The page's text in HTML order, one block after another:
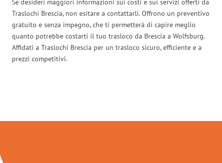
Se desideri maggiori informazioni sui costi e sui servizi offerti da
Traslochi Brescia, non esitare a contattarli. Offrono un preventivo
gratuito e senza impegno, che ti permetterà di capire meglio
quanto potrebbe costarti il tuo trasloco da Brescia a Wolfsburg.
Affidati a Traslochi Brescia per un trasloco sicuro, efficiente e a
prezzi competitivi.